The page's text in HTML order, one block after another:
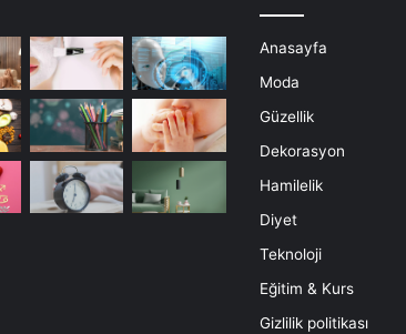
Anasayfa
Moda
Güzellik
Dekorasyon
Hamilelik
Diyet
Teknoloji
Eğitim & Kurs
Gizlilik politikası